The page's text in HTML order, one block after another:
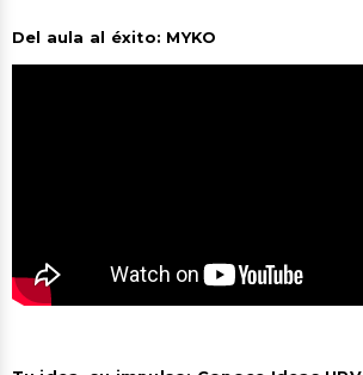
Del aula al éxito: MYKO